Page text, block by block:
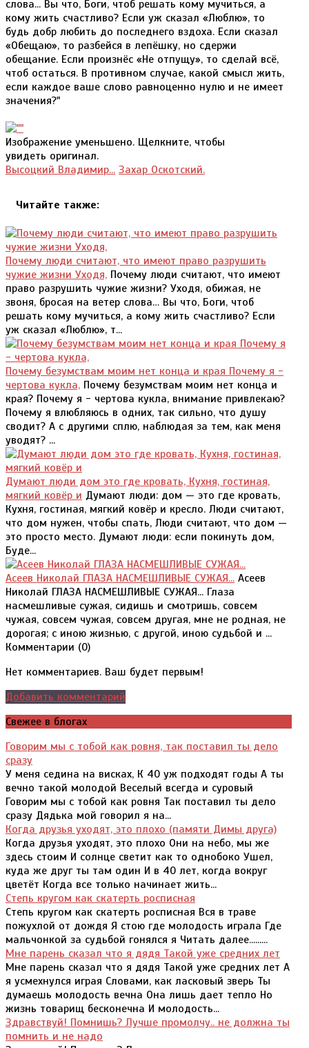
слова... Вы что, Боги, чтоб решать кому мучиться, а
кому жить счастливо? Если уж сказал «Люблю», то
будь добр любить до последнего вздоха. Если сказал
«Обещаю», то разбейся в лепёшку, но сдержи
обещание. Если произнёс «Не отпущу», то сделай всё,
чтоб остаться. В противном случае, какой смысл жить,
если каждое ваше слово равноценно нулю и не имеет
значения?"
Изображение уменьшено. Щелкните, чтобы
увидеть оригинал.
Высоцкий Владимир... Захар Оскотский.
Читайте также:
Почему люди считают, что имеют право разрушить
чужие жизни Уходя, Почему люди считают, что имеют
право разрушить чужие жизни? Уходя, обижая, не
звоня, бросая на ветер слова… Вы что, Боги, чтоб
решать кому мучиться, а кому жить счастливо? Если
уж сказал «Люблю», т...
Почему безумствам моим нет конца и края Почему я -
чертова кукла, Почему безумствам моим нет конца и
края? Почему я - чертова кукла, внимание привлекаю?
Почему я влюбляюсь в одних, так сильно, что душу
сводит? А с другими сплю, наблюдая за тем, как меня
уводят? ...
Думают люди дом это где кровать, Кухня, гостиная,
мягкий ковёр и Думают люди: дом — это где кровать,
Кухня, гостиная, мягкий ковёр и кресло. Люди считают,
что дом нужен, чтобы спать, Люди считают, что дом —
это просто место. Думают люди: если покинуть дом,
Буде...
Асеев Николай ГЛАЗА НАСМЕШЛИВЫЕ СУЖАЯ... Асеев
Николай ГЛАЗА НАСМЕШЛИВЫЕ СУЖАЯ... Глаза
насмешливые сужая, сидишь и смотришь, совсем
чужая, совсем чужая, совсем другая, мне не родная, не
дорогая; с иною жизнью, с другой, иною судьбой и ...
Комментарии (0)
Нет комментариев. Ваш будет первым!
Добавить комментарий
Свежее в блогах
Говорим мы с тобой как ровня, так поставил ты дело
сразу
У меня седина на висках, К 40 уж подходят годы А ты
вечно такой молодой Веселый всегда и суровый
Говорим мы с тобой как ровня Так поставил ты дело
сразу Дядька мой говорил я на...
Когда друзья уходят, это плохо (памяти Димы друга)
Когда друзья уходят, это плохо Они на небо, мы же
здесь стоим И солнце светит как то однобоко Ушел,
куда же друг ты там один И в 40 лет, когда вокруг
цветёт Когда все только начинает жить...
Степь кругом как скатерть росписная
Степь кругом как скатерть росписная Вся в траве
пожухлой от дождя Я стою где молодость играла Где
мальчонкой за судьбой гонялся я Читать далее.........
Мне парень сказал что я дядя Такой уже средних лет
Мне парень сказал что я дядя Такой уже средних лет А
я усмехнулся играя Словами, как ласковый зверь Ты
думаешь молодость вечна Она лишь дает тепло Но
жизнь товарищ бесконечна И молодость...
Здравствуй! Помнишь? Лучше промолчу.. не должна ты
помнить и не надо